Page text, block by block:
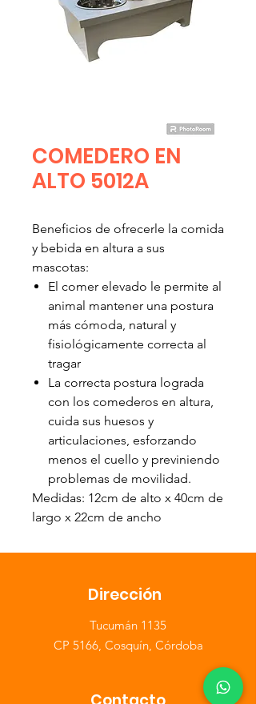
COMEDERO EN
ALTO 5012A
Beneficios de ofrecerle la comida
y bebida en altura a sus
mascotas:
El comer elevado le permite al
animal mantener una postura
más cómoda, natural y
fisiológicamente correcta al
tragar
La correcta postura lograda
con los comederos en altura,
cuida sus huesos y
articulaciones, esforzando
menos el cuello y previniendo
problemas de movilidad.
Medidas: 12cm de alto x 40cm de
largo x 22cm de ancho
Dirección
​Tucumán 1135
CP 5166, Cosquín, Córdoba